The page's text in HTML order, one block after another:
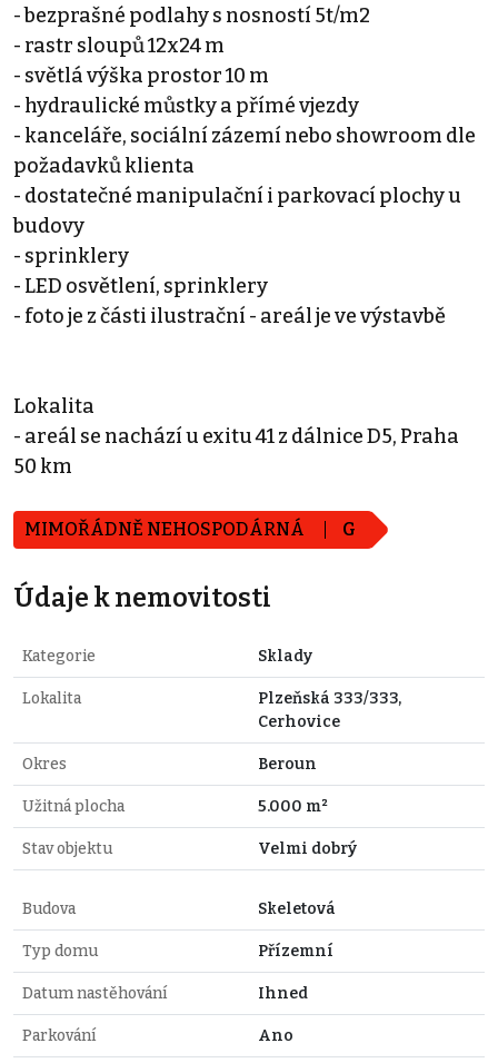
- bezprašné podlahy s nosností 5t/m2
- rastr sloupů 12x24 m
- světlá výška prostor 10 m
- hydraulické můstky a přímé vjezdy
- kanceláře, sociální zázemí nebo showroom dle
požadavků klienta
- dostatečné manipulační i parkovací plochy u
budovy
- sprinklery
- LED osvětlení, sprinklery
- foto je z části ilustrační - areál je ve výstavbě
Lokalita
- areál se nachází u exitu 41 z dálnice D5, Praha
50 km
MIMOŘÁDNĚ NEHOSPODÁRNÁ G
Údaje k nemovitosti
Kategorie Sklady
Lokalita
Plzeňská 333/333,
Cerhovice
Okres Beroun
Užitná plocha 5.000 m²
Stav objektu Velmi dobrý
Budova Skeletová
Typ domu Přízemní
Datum nastěhování Ihned
Parkování Ano